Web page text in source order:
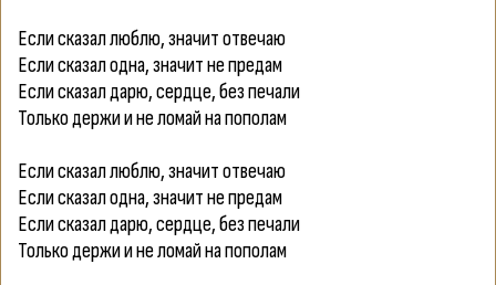
Если сказал люблю, значит отвечаю
Если сказал одна, значит не предам
Если сказал дарю, сердце, без печали
Только держи и не ломай на пополам
Если сказал люблю, значит отвечаю
Если сказал одна, значит не предам
Если сказал дарю, сердце, без печали
Только держи и не ломай на пополам